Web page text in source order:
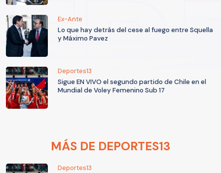
Ex-Ante
Lo que hay detrás del cese al fuego entre Squella
y Máximo Pavez
Deportes13
Sigue EN VIVO el segundo partido de Chile en el
Mundial de Voley Femenino Sub 17
MÁS DE DEPORTES13
Deportes13